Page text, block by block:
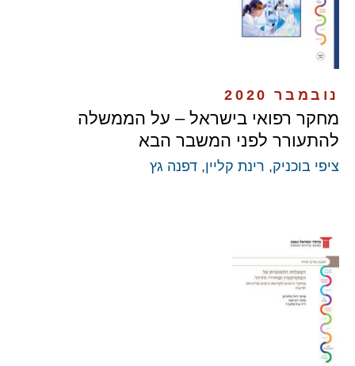
נובמבר 2020
מחקר רפואי בישראל – על הממשלה
להתעורר לפני המשבר הבא
ציפי בוכניק, רינת קליין, דפנה גץ